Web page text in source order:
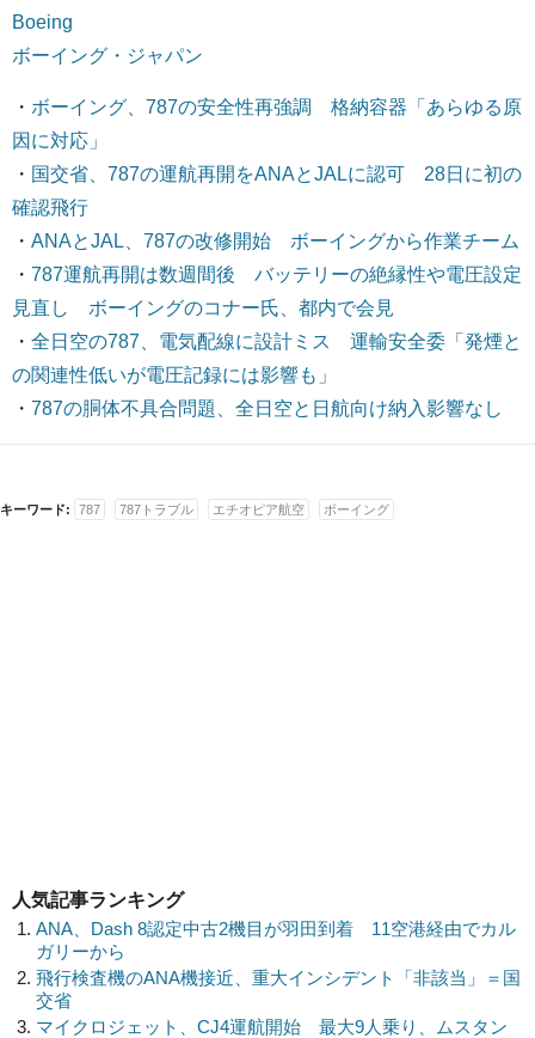
Boeing
ボーイング・ジャパン
・ ボーイング、787の安全性再強調 格納容器「あらゆる原
因に対応」
・ 国交省、787の運航再開をANAとJALに認可 28日に初の
確認飛行
・ ANAとJAL、787の改修開始 ボーイングから作業チーム
・ 787運航再開は数週間後 バッテリーの絶縁性や電圧設定
見直し ボーイングのコナー氏、都内で会見
・ 全日空の787、電気配線に設計ミス 運輸安全委「発煙と
の関連性低いが電圧記録には影響も」
・ 787の胴体不具合問題、全日空と日航向け納入影響なし
キーワード: 787 787トラブル エチオピア航空 ボーイング
人気記事ランキング
ANA、Dash 8認定中古2機目が羽田到着 11空港経由でカル
ガリーから
飛行検査機のANA機接近、重大インシデント「非該当」＝国
交省
マイクロジェット、CJ4運航開始 最大9人乗り、ムスタン